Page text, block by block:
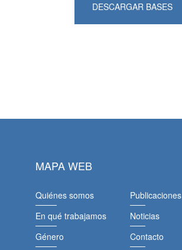
DESCARGAR BASES
MAPA WEB
Quiénes somos
En qué trabajamos
Género
Publicaciones
Noticias
Contacto